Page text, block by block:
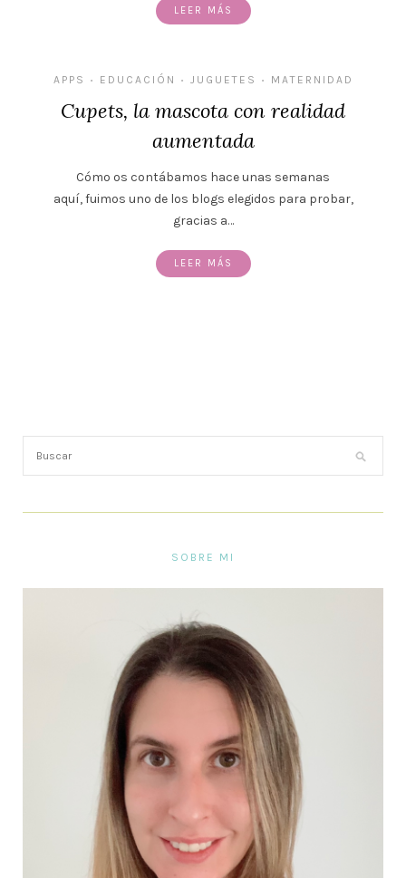
LEER MÁS
APPS • EDUCACIÓN • JUGUETES • MATERNIDAD
Cupets, la mascota con realidad
aumentada
Cómo os contábamos hace unas semanas
aquí, fuimos uno de los blogs elegidos para probar,
gracias a…
LEER MÁS
SOBRE MI